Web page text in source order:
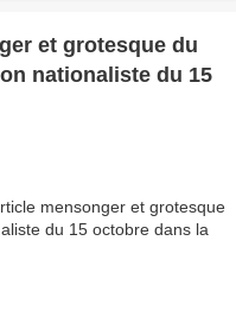
et grotesque du
nationaliste du 15